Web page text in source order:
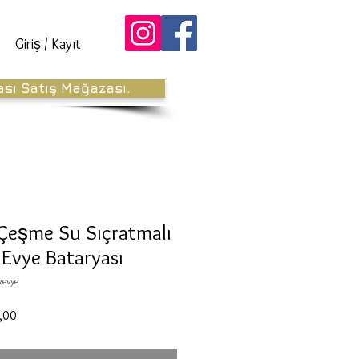
Giriş / Kayıt
Satış Mağazası.
Su Sıçratmalı
Bataryası